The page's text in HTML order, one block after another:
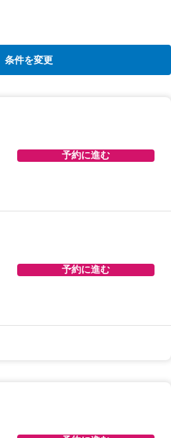
条件を変更
予約に進む
予約に進む